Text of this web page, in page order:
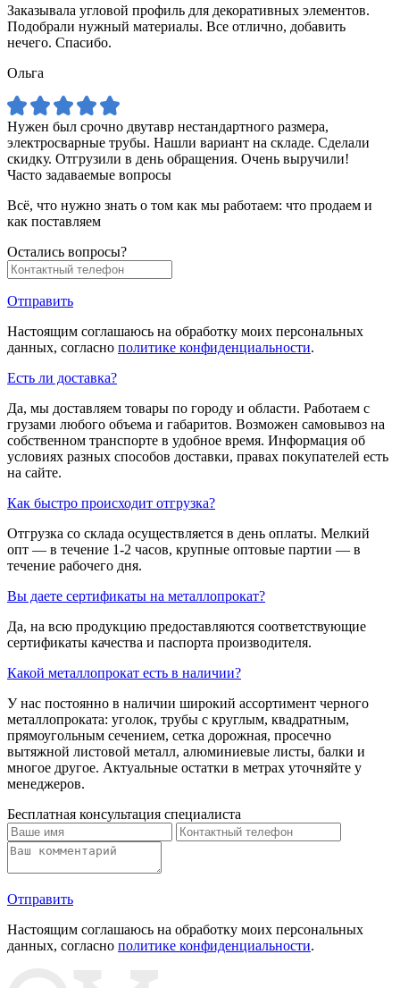
Заказывала угловой профиль для декоративных элементов.
Подобрали нужный материалы. Все отлично, добавить
нечего. Спасибо.
Ольга
Нужен был срочно двутавр нестандартного размера,
электросварные трубы. Нашли вариант на складе. Сделали
скидку. Отгрузили в день обращения. Очень выручили!
Часто задаваемые вопросы
Всё, что нужно знать о том как мы работаем: что продаем и
как поставляем
Остались вопросы?
Отправить
Настоящим соглашаюсь на обработку моих персональных
данных, согласно политике конфиденциальности.
Есть ли доставка?
Да, мы доставляем товары по городу и области. Работаем с
грузами любого объема и габаритов. Возможен самовывоз на
собственном транспорте в удобное время. Информация об
условиях разных способов доставки, правах покупателей есть
на сайте.
Как быстро происходит отгрузка?
Отгрузка со склада осуществляется в день оплаты. Мелкий
опт — в течение 1-2 часов, крупные оптовые партии — в
течение рабочего дня.
Вы даете сертификаты на металлопрокат?
Да, на всю продукцию предоставляются соответствующие
сертификаты качества и паспорта производителя.
Какой металлопрокат есть в наличии?
У нас постоянно в наличии широкий ассортимент черного
металлопроката: уголок, трубы с круглым, квадратным,
прямоугольным сечением, сетка дорожная, просечно
вытяжной листовой металл, алюминиевые листы, балки и
многое другое. Актуальные остатки в метрах уточняйте у
менеджеров.
Бесплатная консультация специалиста
Отправить
Настоящим соглашаюсь на обработку моих персональных
данных, согласно политике конфиденциальности.